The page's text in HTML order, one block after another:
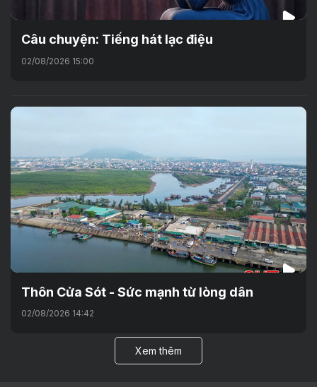
Câu chuyện: Tiếng hát lạc điệu
02/08/2026 15:00
Thôn Cửa Sót - Sức mạnh từ lòng dân
02/08/2026 14:42
Xem thêm